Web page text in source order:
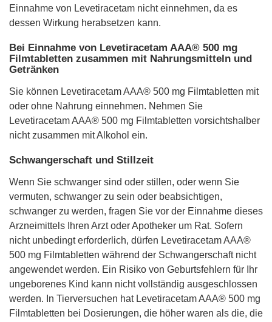
Einnahme von Levetiracetam nicht einnehmen, da es
dessen Wirkung herabsetzen kann.
Bei Einnahme von Levetiracetam AAA® 500 mg
Filmtabletten zusammen mit Nahrungsmitteln und
Getränken
Sie können Levetiracetam AAA® 500 mg Filmtabletten mit
oder ohne Nahrung einnehmen. Nehmen Sie
Levetiracetam AAA® 500 mg Filmtabletten vorsichtshalber
nicht zusammen mit Alkohol ein.
Schwangerschaft und Stillzeit
Wenn Sie schwanger sind oder stillen, oder wenn Sie
vermuten, schwanger zu sein oder beabsichtigen,
schwanger zu werden, fragen Sie vor der Einnahme dieses
Arzneimittels Ihren Arzt oder Apotheker um Rat. Sofern
nicht unbedingt erforderlich, dürfen Levetiracetam AAA®
500 mg Filmtabletten während der Schwangerschaft nicht
angewendet werden. Ein Risiko von Geburtsfehlern für Ihr
ungeborenes Kind kann nicht vollständig ausgeschlossen
werden. In Tierversuchen hat Levetiracetam AAA® 500 mg
Filmtabletten bei Dosierungen, die höher waren als die, die